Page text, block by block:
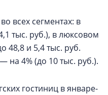
всех сегментах: в
тыс. руб.), в люксовом
48,8 и 5,4 тыс. руб.
на 4% (до 10 тыс. руб.).
гостиниц в январе-